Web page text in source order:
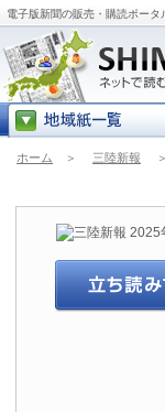
電子版新聞の販売・購読ポー
ホーム ＞ 三陸新報